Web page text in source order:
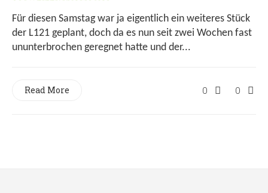
Für diesen Samstag war ja eigentlich ein weiteres Stück
der L121 geplant, doch da es nun seit zwei Wochen fast
ununterbrochen geregnet hatte und der...
0 0
Read More